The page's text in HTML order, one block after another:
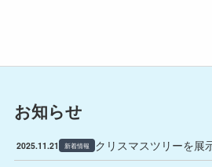
お知らせ
2025.11.21 新着情報 クリスマスツリーを展